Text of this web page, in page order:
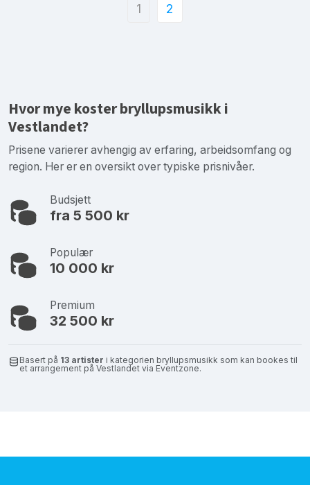
1 2
Hvor mye koster bryllupsmusikk i
Vestlandet?
Prisene varierer avhengig av erfaring, arbeidsomfang og
region. Her er en oversikt over typiske prisnivåer.
Budsjett
fra 5 500 kr
Populær
10 000 kr
Premium
32 500 kr
Basert på 13 artister i kategorien bryllupsmusikk som kan bookes til
et arrangement på Vestlandet via Eventzone.